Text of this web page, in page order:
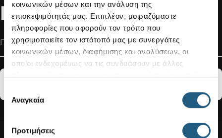
κοινωνικών μέσων και την ανάλυση της
επισκεψιμότητάς μας. Επιπλέον, μοιραζόμαστε
πληροφορίες που αφορούν τον τρόπο που
χρησιμοποιείτε τον ιστότοπό μας με συνεργάτες
κοινωνικών μέσων, διαφήμισης και αναλύσεων, οι
οποίοι ενδεχομένως να τις συνδυάσουν με άλλες
πληροφορίες που τους έχετε παραχωρήσει ή τις οποίες
των υπηρεσιών τους.
συγκατάθεσης
Αναγκαία
Προτιμήσεις
Newsletter Subscribe
Διεύθυνση Email